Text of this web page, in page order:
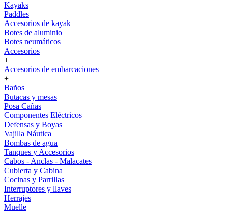
Kayaks
Paddles
Accesorios de kayak
Botes de aluminio
Botes neumáticos
Accesorios
+
Accesorios de embarcaciones
+
Baños
Butacas y mesas
Posa Cañas
Componentes Eléctricos
Defensas y Boyas
Vajilla Náutica
Bombas de agua
Tanques y Accesorios
Cabos - Anclas - Malacates
Cubierta y Cabina
Cocinas y Parrillas
Interruptores y llaves
Herrajes
Muelle